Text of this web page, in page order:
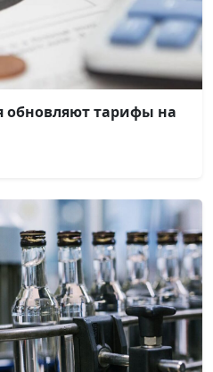
обновляют тарифы на